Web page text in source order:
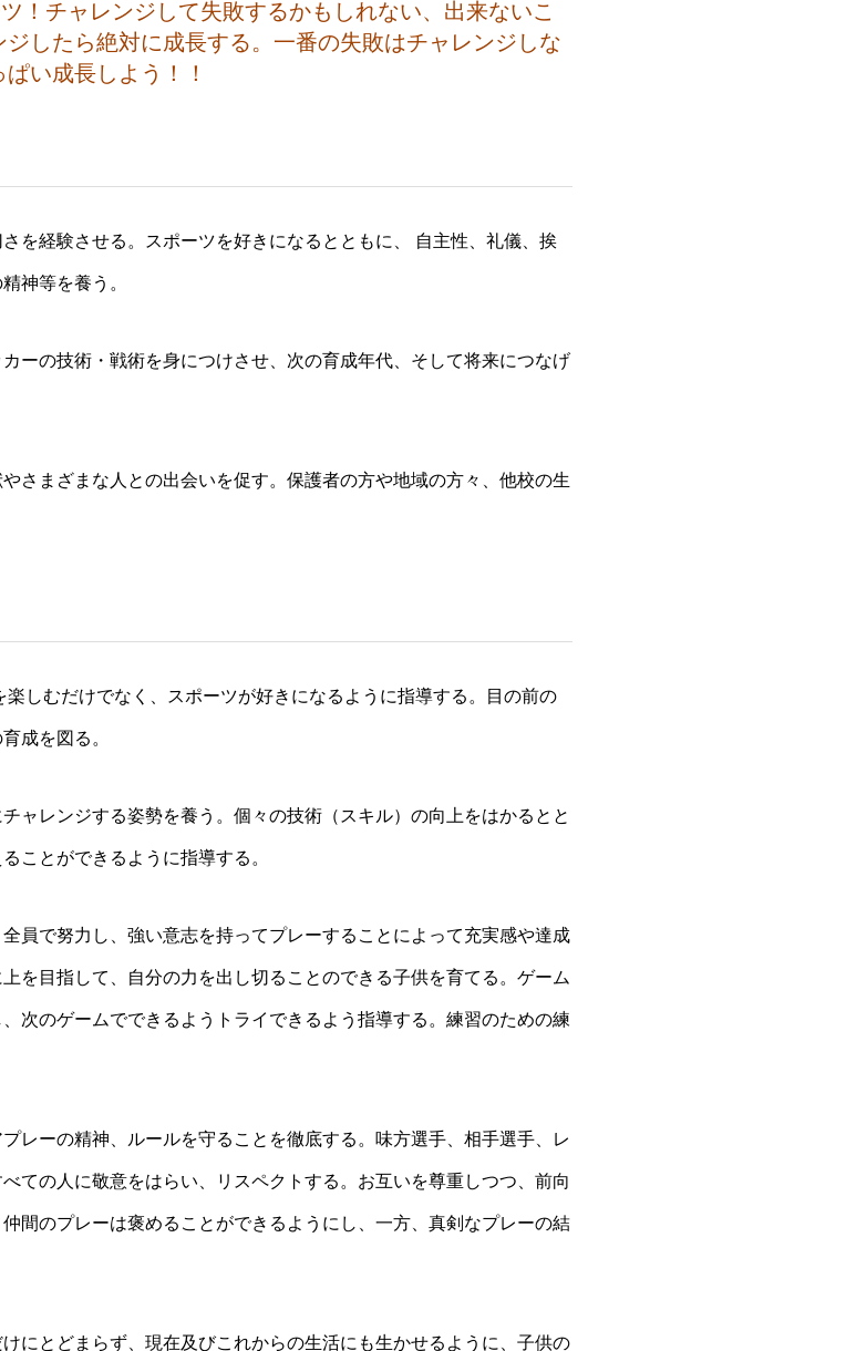
！チャレンジして失敗するかもしれない、出来ないこ
したら絶対に成長する。一番の失敗はチャレンジしな
い成長しよう！！
を経験させる。スポーツを好きになるとともに、 自主性、礼儀、挨
神等を養う。
ーの技術・戦術を身につけさせ、次の育成年代、そして将来につなげ
さまざまな人との出会いを促す。保護者の方や地域の方々、他校の生
楽しむだけでなく、スポーツが好きになるように指導する。目の前の
成を図る。
ャレンジする姿勢を養う。個々の技術（スキル）の向上をはかるとと
ことができるように指導する。
員で努力し、強い意志を持ってプレーすることによって充実感や達成
を目指して、自分の力を出し切ることのできる子供を育てる。ゲーム
次のゲームでできるようトライできるよう指導する。練習のための練
レーの精神、ルールを守ることを徹底する。味方選手、相手選手、レ
ての人に敬意をはらい、リスペクトする。お互いを尊重しつつ、前向
間のプレーは褒めることができるようにし、一方、真剣なプレーの結
にとどまらず、現在及びこれからの生活にも生かせるように、子供の